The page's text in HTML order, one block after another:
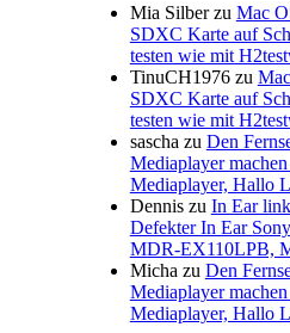
Mia Silberzu Mac
SDXC Karte auf
testen wie mit
TinuCH1976zu
SDXC Karte auf
testen wie mit
sascha zu Den
Mediaplayer
Mediaplayer, Hallo
Denniszu In Ear
Defekter In Ear
MDR-EX110LPB,
Micha zu Den
Mediaplayer
Mediaplayer, Hallo